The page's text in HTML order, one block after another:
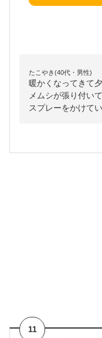
たこやき(40代・男性)
暖かくなってきて
メムシが張り付い
スプレーをかけてい
11